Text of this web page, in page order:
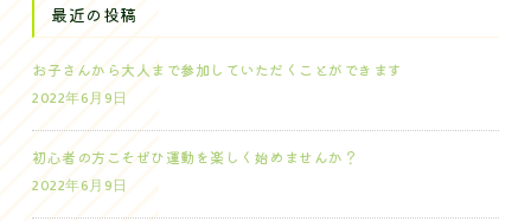
最近の投稿
お子さんから大人まで参加していただくことができます
2022年6月9日
初心者の方こそぜひ運動を楽しく始めませんか？
2022年6月9日